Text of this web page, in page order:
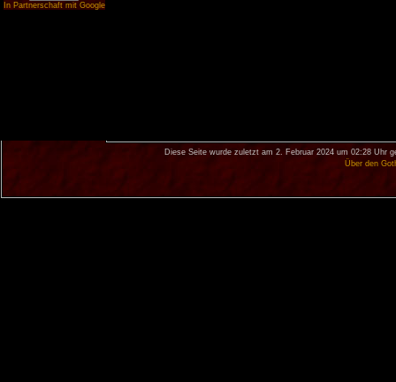
In Partnerschaft mit Google
Diese Seite wurde zuletzt am 2. Februar 2024 um 02:28 Uhr
Über den